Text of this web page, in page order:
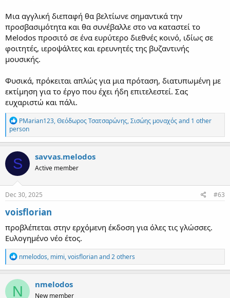
Μια αγγλική διεπαφή θα βελτίωνε σημαντικά την
προσβασιμότητα και θα συνέβαλλε στο να καταστεί το
Melodos προσιτό σε ένα ευρύτερο διεθνές κοινό, ιδίως σε
φοιτητές, ιεροψάλτες και ερευνητές της βυζαντινής
μουσικής.
Φυσικά, πρόκειται απλώς για μια πρόταση, διατυπωμένη με
εκτίμηση για το έργο που έχει ήδη επιτελεστεί. Σας
ευχαριστώ και πάλι.
R
e
a
c
t
i
o
n
s
:
PMarian123,Θεόδωρος Τσατσαρώνης,Σισώης μοναχόςand 1 other
person
S savvas.melodos
Active member
Dec 30, 2025 #63
voisflorian
προβλέπεται στην ερχόμενη έκδοση για όλες τις γλώσσες.
Ευλογημένο νέο έτος.
R
e
a
c
nmelodos, mimi,voisflorianand 2 others
N nmelodos
New member